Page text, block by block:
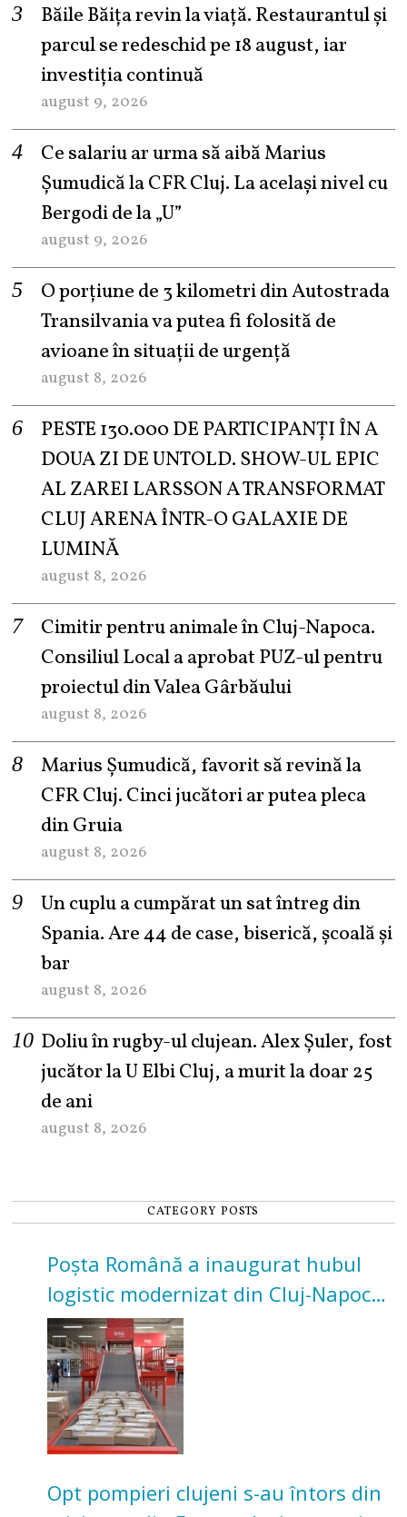
Băile Băița revin la viață. Restaurantul și
parcul se redeschid pe 18 august, iar
investiția continuă
august 9, 2026
Ce salariu ar urma să aibă Marius
Șumudică la CFR Cluj. La același nivel cu
Bergodi de la „U”
august 9, 2026
O porțiune de 3 kilometri din Autostrada
Transilvania va putea fi folosită de
avioane în situații de urgență
august 8, 2026
PESTE 130.000 DE PARTICIPANȚI ÎN A
DOUA ZI DE UNTOLD. SHOW-UL EPIC
AL ZAREI LARSSON A TRANSFORMAT
CLUJ ARENA ÎNTR-O GALAXIE DE
LUMINĂ
august 8, 2026
Cimitir pentru animale în Cluj-Napoca.
Consiliul Local a aprobat PUZ-ul pentru
proiectul din Valea Gârbăului
august 8, 2026
Marius Șumudică, favorit să revină la
CFR Cluj. Cinci jucători ar putea pleca
din Gruia
august 8, 2026
Un cuplu a cumpărat un sat întreg din
Spania. Are 44 de case, biserică, școală și
bar
august 8, 2026
Doliu în rugby-ul clujean. Alex Șuler, fost
jucător la U Elbi Cluj, a murit la doar 25
de ani
august 8, 2026
CATEGORY POSTS
Poșta Română a inaugurat hubul
logistic modernizat din Cluj-Napoca.
Investiție de 3 milioane de euro
Opt pompieri clujeni s-au întors din